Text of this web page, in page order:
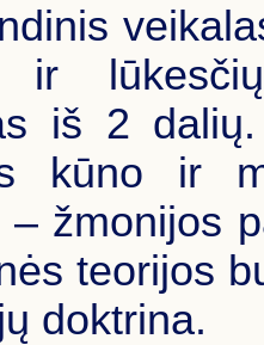
ir
iš 2
kūno ir
– žmonijos
teorijos
doktrina.